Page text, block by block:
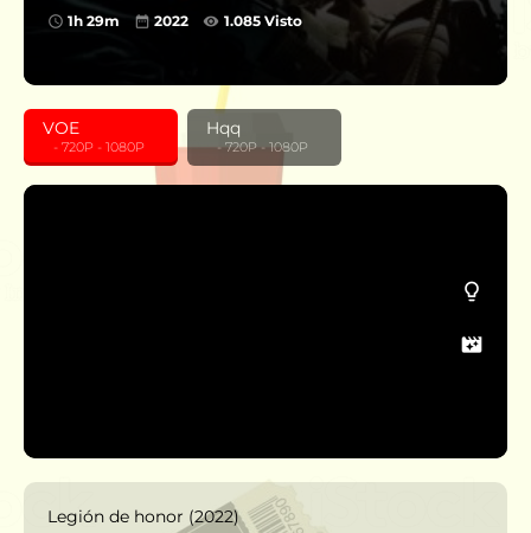
1h 29m 2022 1.085 Visto
VOE
‎ ‎ ‎ - 720P - 1080P
Hqq
‎ ‎ ‎ - 720P - 1080P
Legión de honor (2022)